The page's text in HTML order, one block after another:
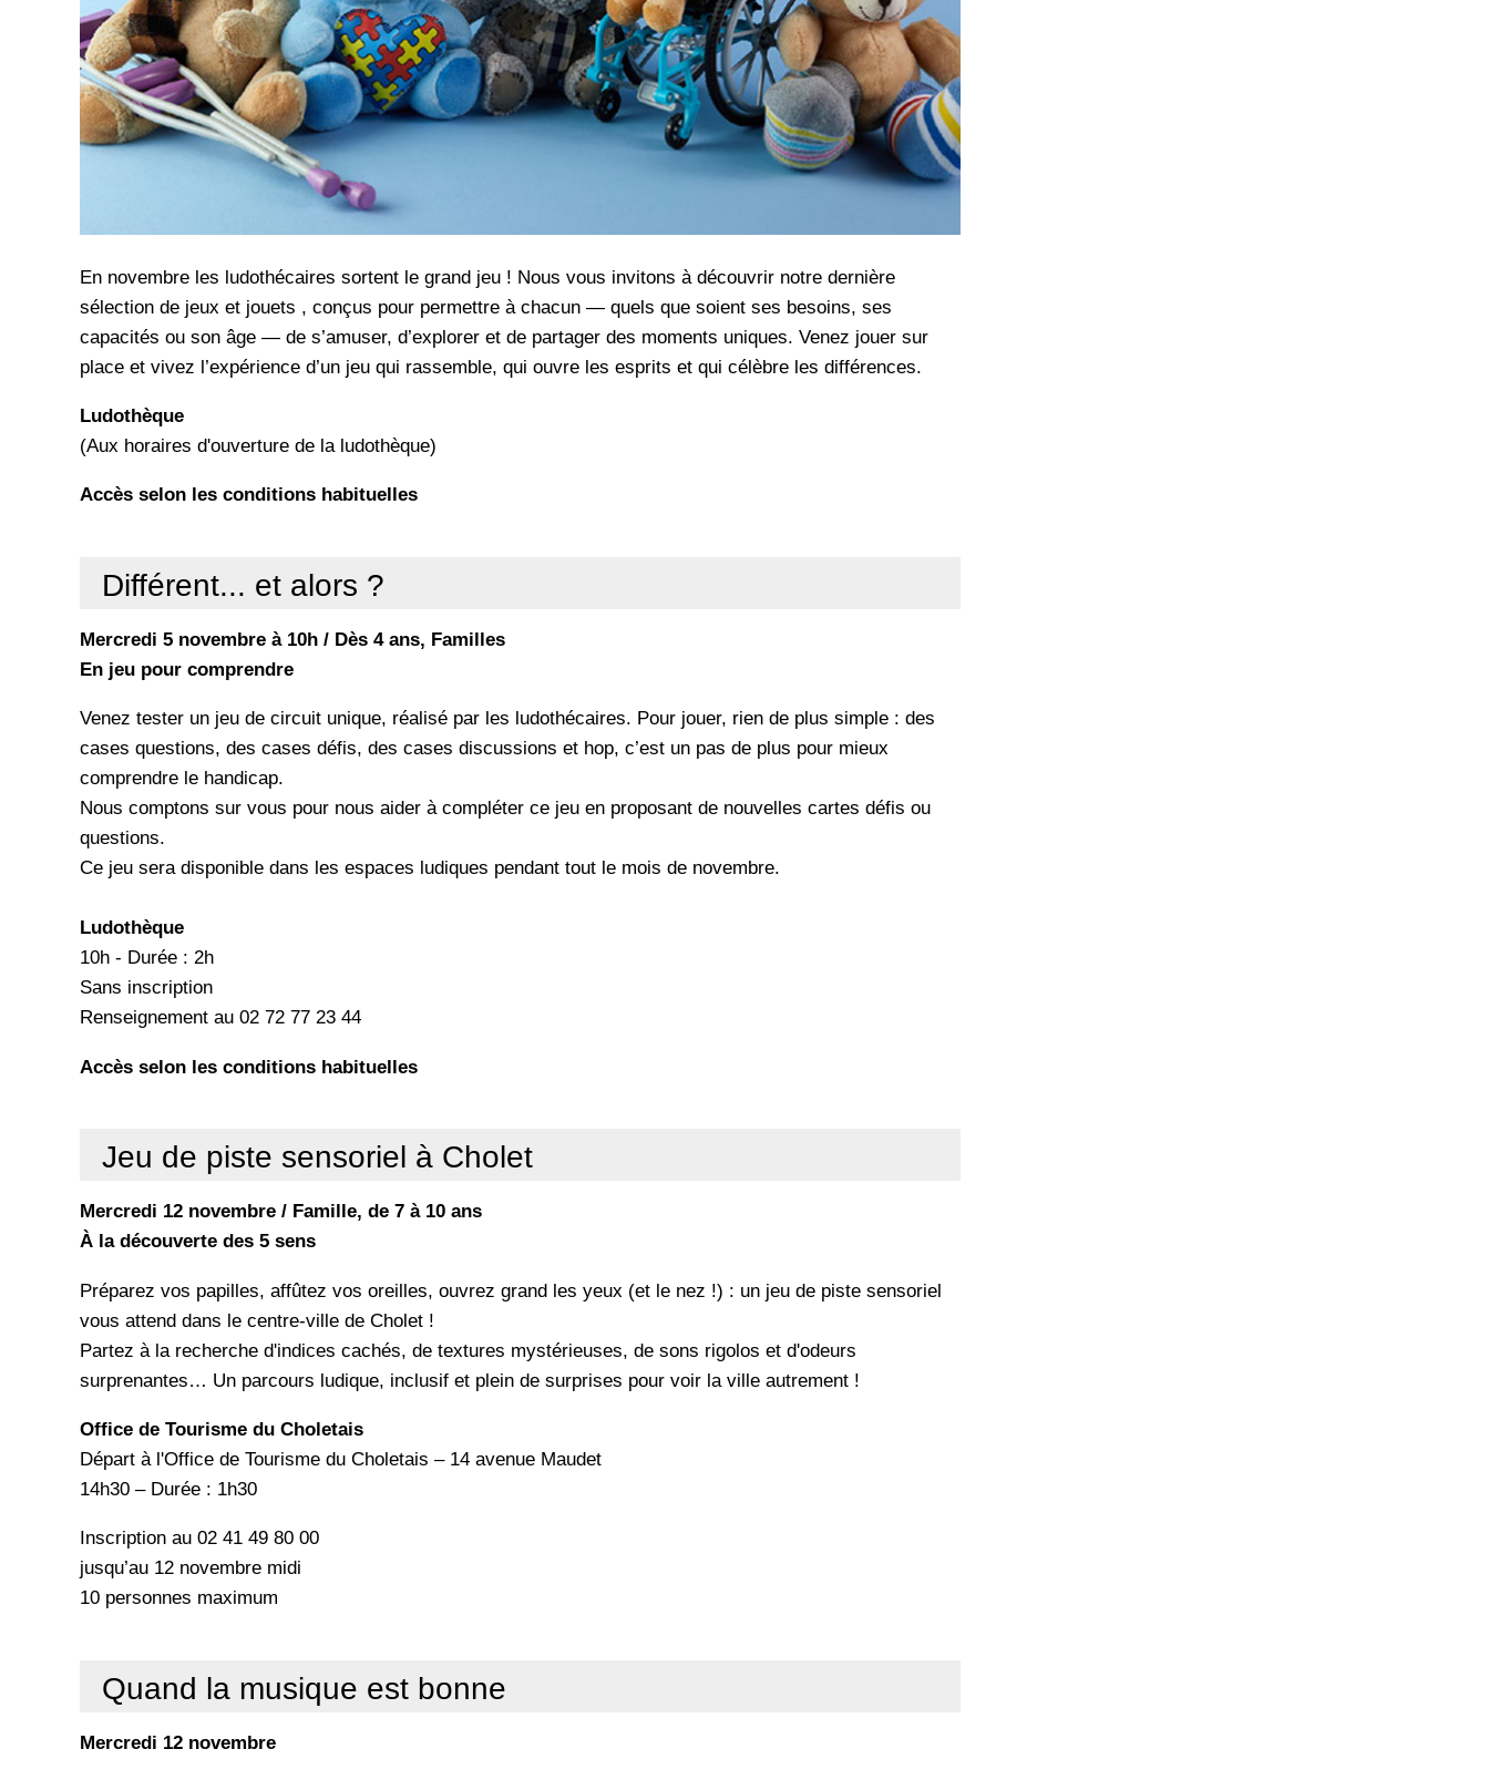
En novembre les ludothécaires sortent le grand jeu ! Nous vous invitons à découvrir notre dernière
sélection de jeux et jouets , conçus pour permettre à chacun — quels que soient ses besoins, ses
capacités ou son âge — de s’amuser, d’explorer et de partager des moments uniques. Venez jouer sur
place et vivez l’expérience d’un jeu qui rassemble, qui ouvre les esprits et qui célèbre les différences.
Ludothèque
(Aux horaires d'ouverture de la ludothèque)
Accès selon les conditions habituelles
Différent... et alors ?
Mercredi 5 novembre à 10h / Dès 4 ans, Familles
En jeu pour comprendre
Venez tester un jeu de circuit unique, réalisé par les ludothécaires. Pour jouer, rien de plus simple : des
cases questions, des cases défis, des cases discussions et hop, c’est un pas de plus pour mieux
comprendre le handicap.
Nous comptons sur vous pour nous aider à compléter ce jeu en proposant de nouvelles cartes défis ou
questions.
Ce jeu sera disponible dans les espaces ludiques pendant tout le mois de novembre.
Ludothèque
10h - Durée : 2h
Sans inscription
Renseignement au 02 72 77 23 44
Accès selon les conditions habituelles
Jeu de piste sensoriel à Cholet
Mercredi 12 novembre / Famille, de 7 à 10 ans
À la découverte des 5 sens
Préparez vos papilles, affûtez vos oreilles, ouvrez grand les yeux (et le nez !) : un jeu de piste sensoriel
vous attend dans le centre-ville de Cholet !
Partez à la recherche d'indices cachés, de textures mystérieuses, de sons rigolos et d'odeurs
surprenantes… Un parcours ludique, inclusif et plein de surprises pour voir la ville autrement !
Office de Tourisme du Choletais
Départ à l'Office de Tourisme du Choletais – 14 avenue Maudet
14h30 – Durée : 1h30
Inscription au 02 41 49 80 00
jusqu’au 12 novembre midi
10 personnes maximum
Quand la musique est bonne
Mercredi 12 novembre